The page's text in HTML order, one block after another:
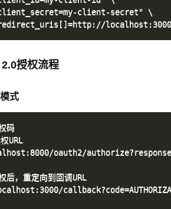
client-secret" \
授权流程
式
码
URL
oauth2/
，重定向到回调URL